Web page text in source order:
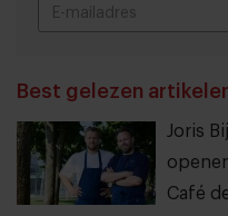
Best gelezen
Joris
Café